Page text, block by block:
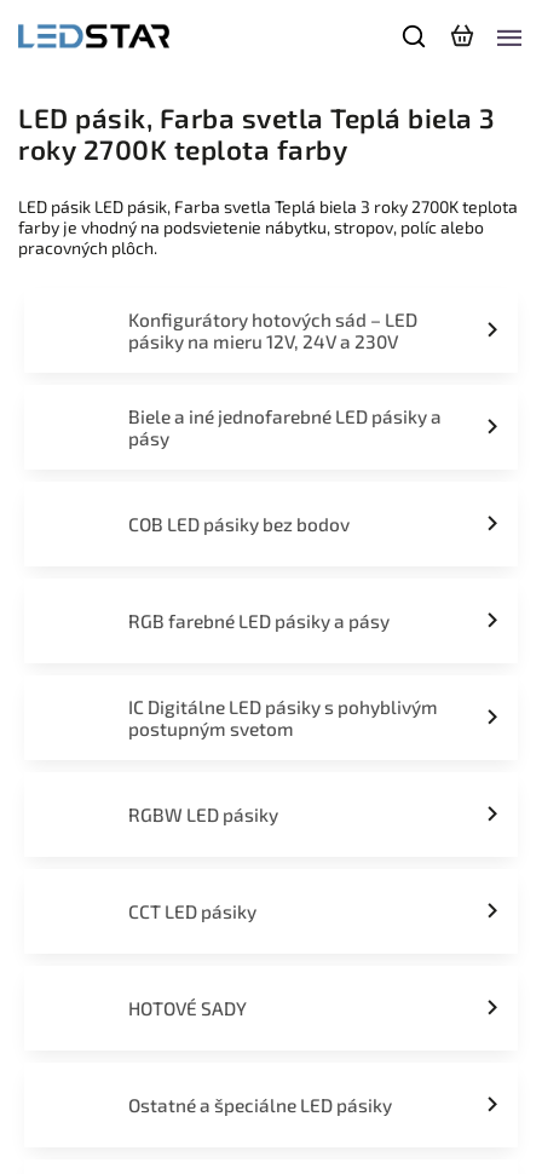
LED pásik, Farba svetla Teplá biela 3
roky 2700K teplota farby
LED pásik LED pásik, Farba svetla Teplá biela 3 roky 2700K teplota
farby je vhodný na podsvietenie nábytku, stropov, políc alebo
pracovných plôch.
Konfigurátory hotových sád – LED
pásiky na mieru 12V, 24V a 230V
Biele a iné jednofarebné LED pásiky a
pásy
COB LED pásiky bez bodov
RGB farebné LED pásiky a pásy
IC Digitálne LED pásiky s pohyblivým
postupným svetom
RGBW LED pásiky
CCT LED pásiky
HOTOVÉ SADY
Ostatné a špeciálne LED pásiky